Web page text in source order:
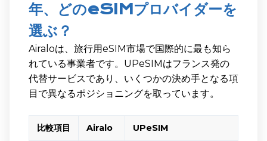
年、どのeSIMプロバイダーを
選ぶ？
Airaloは、旅行用eSIM市場で国際的に最も知ら
れている事業者です。UPeSIMはフランス発の
代替サービスであり、いくつかの決め手となる項
目で異なるポジショニングを取っています。
比較項目 Airalo UPeSIM